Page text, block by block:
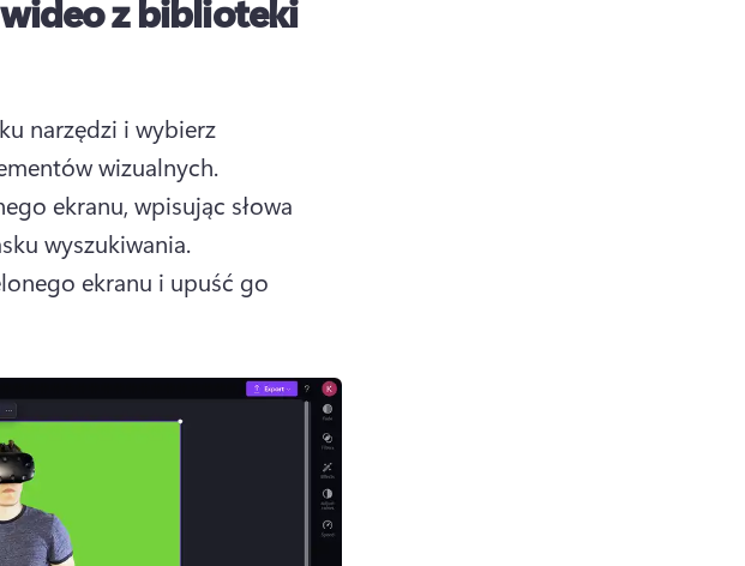
z biblioteki
narzędzi i wybierz
ekranu, wpisując słowa
ekranu i upuść go